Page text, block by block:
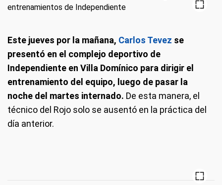
Este jueves por la mañana, Carlos Tevez se
presentó en el complejo deportivo de
Independiente en Villa Domínico para dirigir el
entrenamiento del equipo, luego de pasar la
noche del martes internado. De esta manera, el
técnico del Rojo solo se ausentó en la práctica del
día anterior.